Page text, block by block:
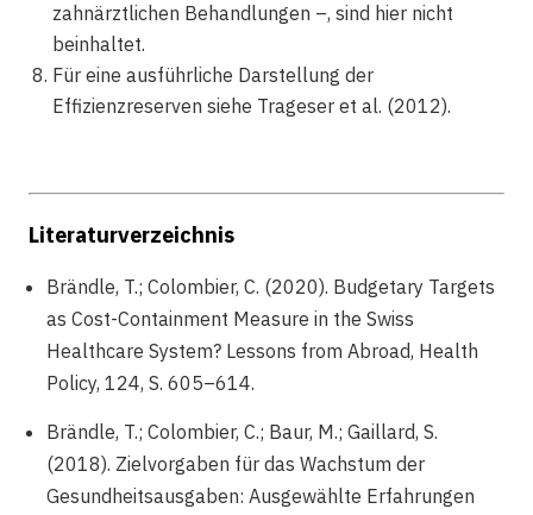
zahnärztlichen Behandlungen –, sind hier nicht
beinhaltet.
Für eine ausführliche Darstellung der
Effizienzreserven siehe Trageser et al. (2012).
Literaturverzeichnis
Brändle, T.; Colombier, C. (2020). Budgetary Targets
as Cost-Containment Measure in the Swiss
Healthcare System? Lessons from Abroad, Health
Policy, 124, S. 605–614.
Brändle, T.; Colombier, C.; Baur, M.; Gaillard, S.
(2018). Zielvorgaben für das Wachstum der
Gesundheitsausgaben: Ausgewählte Erfahrungen